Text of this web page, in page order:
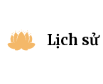
Lịch